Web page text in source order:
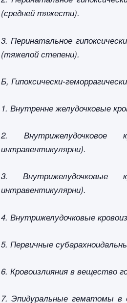
(средней тяжести).
3. Перинатальное
(тяжелой степени).
Б, Гипоксически-
1. Внутренне желудочковые
2. Внутрижелудочковое
интравентикулярни).
3. Внутрижелудочковые
интравентикулярни).
4. Внутрижелудочковые
5. Первичные
6. Кровоизлияния в вещество
7. Эпидуральные гематомы в